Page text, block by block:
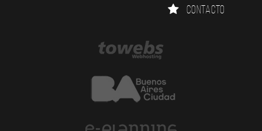
Contacto